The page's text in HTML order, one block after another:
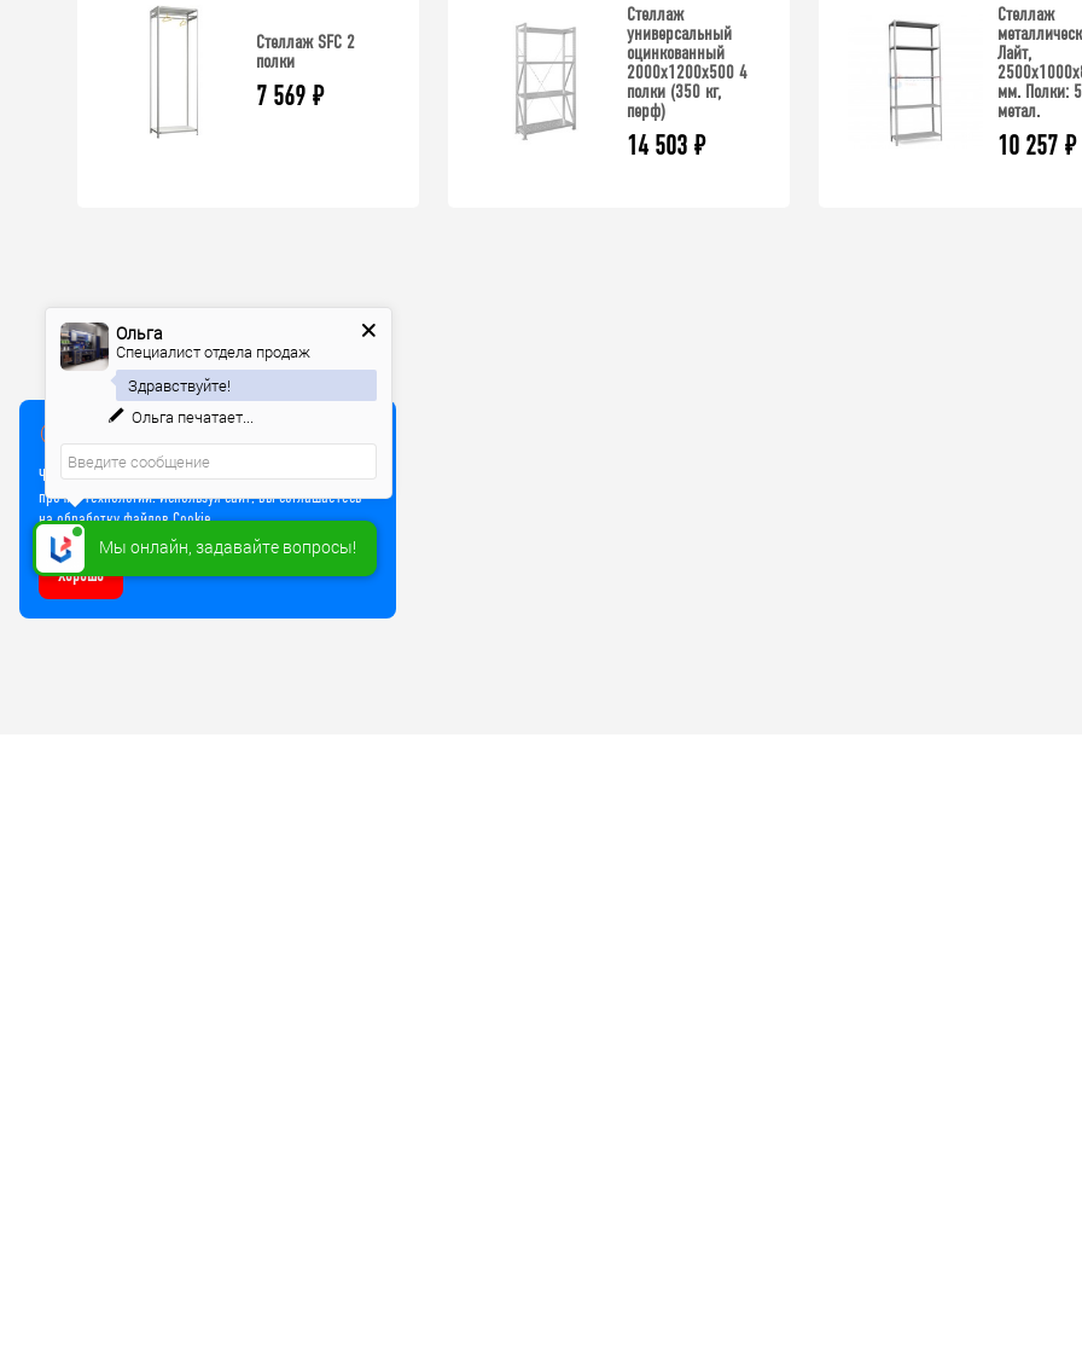
Стеллаж SFC 2
полки
7 569 ₽
Стеллаж
универсальный
оцинкованный
2000x1200x500 4
полки (350 кг,
перф)
14 503 ₽
Стеллаж
Лайт,
мм. Полки:
метал.
10 257 ₽
Чтобы улучшить работу сайта, мы используем Cookie и
прочие технологии. Используя сайт, вы соглашаетесь
на обработку файлов Cookie
Хорошо
Мы онлайн, задавайте вопросы!
Ольга
Специалист отдела продаж
Здравствуйте!
Ольга печатает...